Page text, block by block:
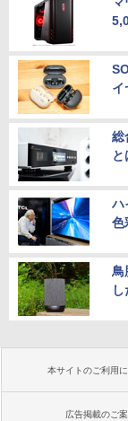
イ
総
と
ハ
色
鳥
し
本サイトのご利用
広告掲載のご